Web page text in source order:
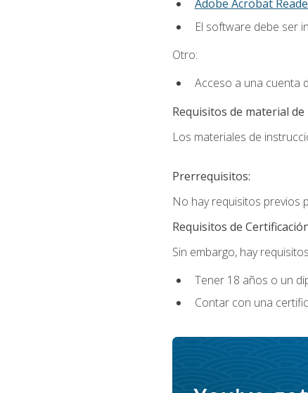
Adobe Acrobat
El software debe ser
Otro:
Acceso a una cuenta
Requisitos de material
Los materiales de
Prerrequisitos:
No hay requisitos previos
Requisitos de
Sin embargo, hay
Tener 18 años o un
Contar con una